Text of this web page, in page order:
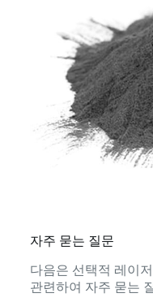
자주 묻는 질문
다음은 선택적 레이
관련하여 자주 묻는